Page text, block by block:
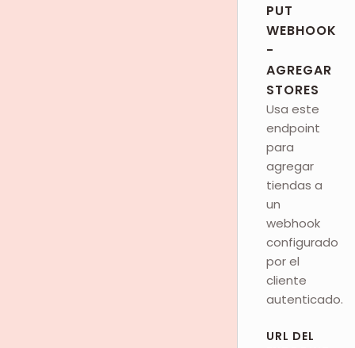
PUT
WEBHOOK
-
AGREGAR
STORES
Usa este
endpoint
para
agregar
tiendas a
un
webhook
configurado
por el
cliente
autenticado.
URL DEL